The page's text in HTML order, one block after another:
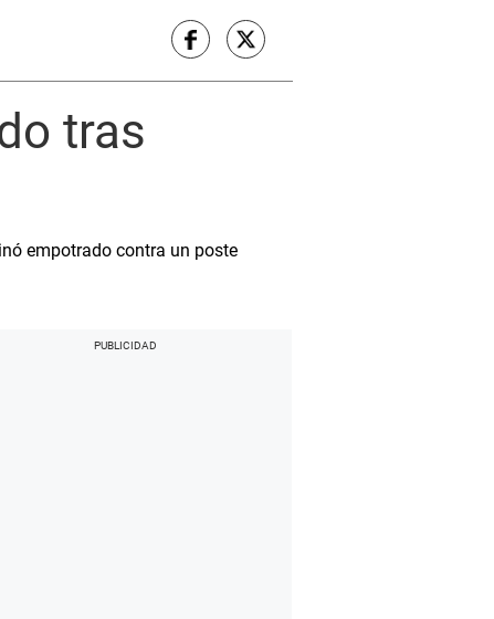
tras
empotrado contra un poste